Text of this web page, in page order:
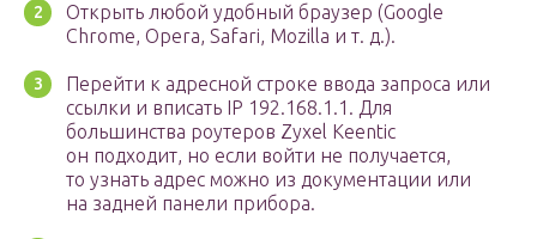
Открыть любой удобный браузер (Google
Chrome, Opera, Safari, Mozilla и т. д.).
Перейти к адресной строке ввода запроса или
ссылки и вписать IP 192.168.1.1. Для
большинства роутеров Zyxel Keentic
он подходит, но если войти не получается,
то узнать адрес можно из документации или
на задней панели прибора.